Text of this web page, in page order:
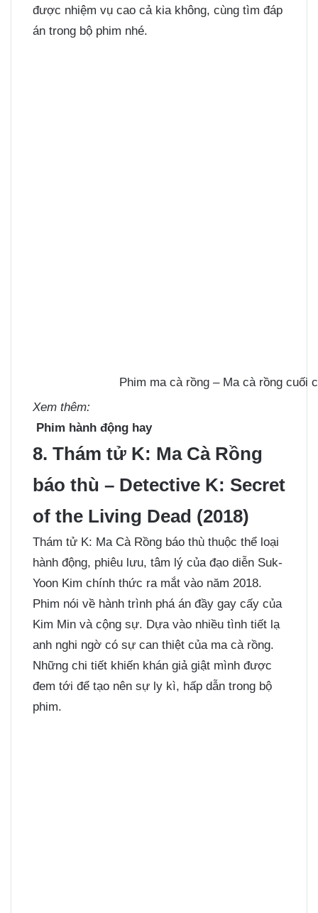
được nhiệm vụ cao cả kia không, cùng tìm đáp
án trong bộ phim nhé.
Phim ma cà rồng – Ma cà rồng cuối
Xem thêm:
Phim hành động hay
8. Thám tử K: Ma Cà Rồng
báo thù – Detective K: Secret
of the Living Dead (2018)
Thám tử K: Ma Cà Rồng báo thù thuộc thể loại
hành động, phiêu lưu, tâm lý của đạo diễn Suk-
Yoon Kim chính thức ra mắt vào năm 2018.
Phim nói về hành trình phá án đầy gay cấy của
Kim Min và cộng sự. Dựa vào nhiều tình tiết lạ
anh nghi ngờ có sự can thiệt của ma cà rồng.
Những chi tiết khiến khán giả giật mình được
đem tới để tạo nên sự ly kì, hấp dẫn trong bộ
phim.